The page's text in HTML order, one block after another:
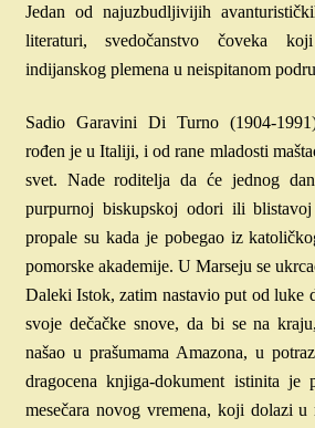
Jedan od najuzbudljivijih
literaturi, svedočanstvo čoveka
indijanskog plemena u neispitanom
Sadio Garavini Di Turno (1904-
rođen je u Italiji, i od rane mladosti
svet. Nade roditelja da će jednog
purpurnoj biskupskoj odori ili
propale su kada je pobegao iz
pomorske akademije. U Marseju se
Daleki Istok, zatim nastavio put od luke
svoje dečačke snove, da bi se na
našao u prašumama Amazona, u
dragocena knjiga-dokument istinita je
mesečara novog vremena, koji dolazi